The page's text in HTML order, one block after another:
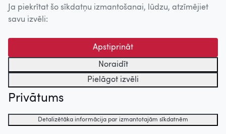
Ja piekrītat šo sīkdatņu izmantošanai, lūdzu, atzīmējiet
savu izvēli:
Apstiprināt
Noraidīt
Pielāgot izvēli
Privātums
Detalizētāka informācija par izmantotajām sīkdatnēm